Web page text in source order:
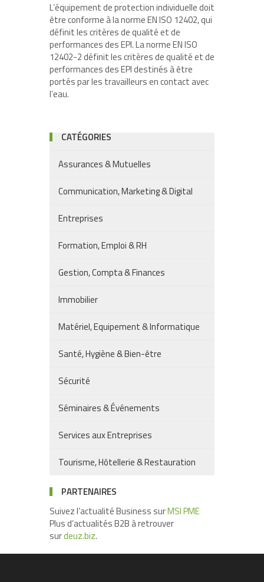
L’équipement de protection individuelle doit
être conforme à la norme EN ISO 12402, qui
définit les critères de qualité et de
performances des EPI. La norme EN ISO
12402-2 définit les critères de qualité et de
performances des EPI destinés à être
portés par les travailleurs en contact avec
l’eau.
CATÉGORIES
Assurances & Mutuelles
Communication, Marketing & Digital
Entreprises
Formation, Emploi & RH
Gestion, Compta & Finances
Immobilier
Matériel, Equipement & Informatique
Santé, Hygiène & Bien-être
Sécurité
Séminaires & Événements
Services aux Entreprises
Tourisme, Hôtellerie & Restauration
PARTENAIRES
Suivez l’actualité Business surMSI PME
Plus d’actualités B2B à retrouver
surdeuz.biz.